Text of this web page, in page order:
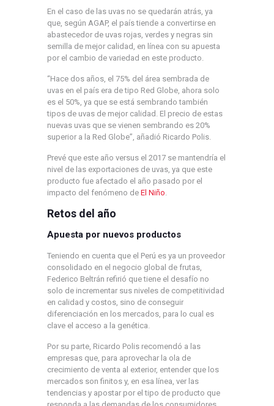
En el caso de las uvas no se quedarán atrás, ya
que, según AGAP, el país tiende a convertirse en
abastecedor de uvas rojas, verdes y negras sin
semilla de mejor calidad, en línea con su apuesta
por el cambio de variedad en este producto.
“Hace dos años, el 75% del área sembrada de
uvas en el país era de tipo Red Globe, ahora solo
es el 50%, ya que se está sembrando también
tipos de uvas de mejor calidad. El precio de estas
nuevas uvas que se vienen sembrando es 20%
superior a la Red Globe”, añadió Ricardo Polis.
Prevé que este año versus el 2017 se mantendría el
nivel de las exportaciones de uvas, ya que este
producto fue afectado el año pasado por el
impacto del fenómeno deEl Niño
Retos del año
Apuesta por nuevos productos
Teniendo en cuenta que el Perú es ya un proveedor
consolidado en el negocio global de frutas,
Federico Beltrán refirió que tiene el desafío no
solo de incrementar sus niveles de competitividad
en calidad y costos, sino de conseguir
diferenciación en los mercados, para lo cual es
clave el acceso a la genética.
Por su parte, Ricardo Polis recomendó a las
empresas que, para aprovechar la ola de
crecimiento de venta al exterior, entender que los
mercados son finitos y, en esa línea, ver las
tendencias y apostar por el tipo de producto que